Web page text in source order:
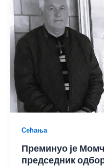
Сећања
Преминуо је
председник